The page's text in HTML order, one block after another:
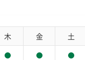
木 金 土